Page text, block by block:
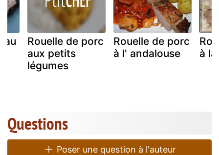
au
Rouelle de porc
aux petits
légumes
Rouelle de porc
à l' andalouse
à
Questions
Poser une question à l'auteur